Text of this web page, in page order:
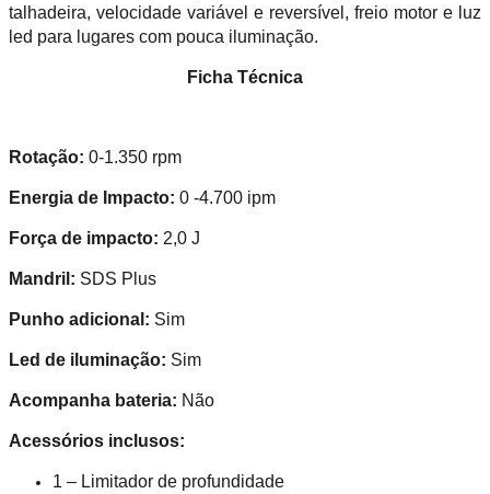
talhadeira, velocidade variável e reversível, freio motor e luz
led para lugares com pouca iluminação.
Ficha Técnica
Rotação: 0-1.350 rpm
Energia de Impacto: 0 -4.700 ipm
Força de impacto: 2,0 J
Mandril: SDS Plus
Punho adicional: Sim
Led de iluminação: Sim
Acompanha bateria: Não
Acessórios inclusos:
1 – Limitador de profundidade